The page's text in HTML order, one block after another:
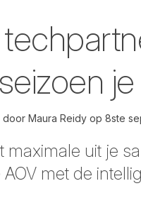
door Maura Reidy op 8ste
maximale uit je
AOV met de